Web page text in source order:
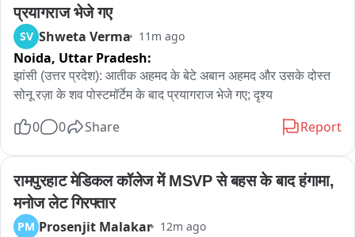
प्रयागराज भेजे गए
SV Shweta Verma 11m ago
Noida, Uttar Pradesh:
झांसी (उत्तर प्रदेश): आतीक अहमद के बेटे अबान अहमद और उसके दोस्त
सोनू रज़ा के शव पोस्टमॉर्टेम के बाद प्रयागराज भेजे गए; दृश्य
0 0 Share Report
रामपुरहाट मेडिकल कॉलेज में MSVP से बहस के बाद हंगामा,
मनोज लेट गिरफ्तार
PM Prosenjit Malakar 12m ago